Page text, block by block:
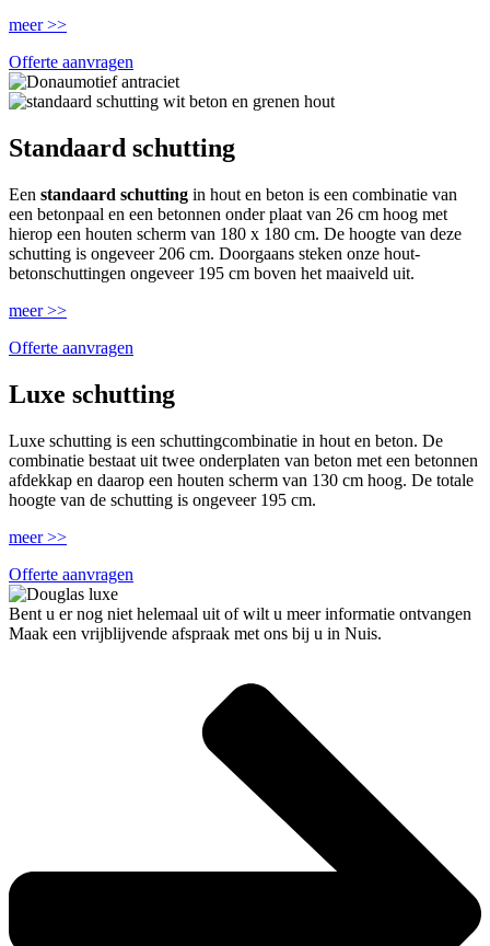
meer >>
Offerte aanvragen
Standaard schutting
Een standaard schutting in hout en beton is een combinatie van
een betonpaal en een betonnen onder plaat van 26 cm hoog met
hierop een houten scherm van 180 x 180 cm. De hoogte van deze
schutting is ongeveer 206 cm. Doorgaans steken onze hout-
betonschuttingen ongeveer 195 cm boven het maaiveld uit.
meer >>
Offerte aanvragen
Luxe schutting
Luxe schutting is een schuttingcombinatie in hout en beton. De
combinatie bestaat uit twee onderplaten van beton met een betonnen
afdekkap en daarop een houten scherm van 130 cm hoog. De totale
hoogte van de schutting is ongeveer 195 cm.
meer >>
Offerte aanvragen
Bent u er nog niet helemaal uit of wilt u meer informatie ontvangen
Maak een vrijblijvende afspraak met ons bij u in Nuis.